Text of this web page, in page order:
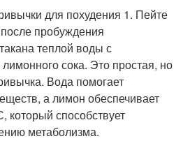
для похудения 1. Пейте
пробуждения
теплой воды с
сока. Это простая, но
Вода помогает
а лимон обеспечивает
который способствует
метаболизма.